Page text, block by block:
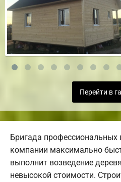
Перейти в
Бригада профессиональных
компании максимально
выполнит возведение
невысокой стоимости.